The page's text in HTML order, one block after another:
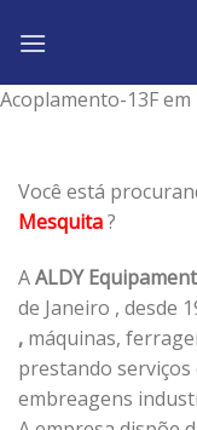
Acoplamento-13F
Você está
Mesquita?
AALDY
de Janeiro , desde
, máquinas,
prestando
embreagens